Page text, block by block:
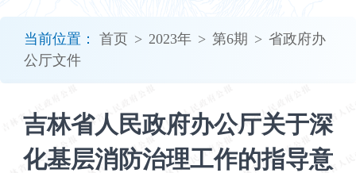
当前位置： 首页 > 2023年 > 第6期 > 省政府办
公厅文件
吉林省人民政府办公厅关于深
化基层消防治理工作的指导意
加